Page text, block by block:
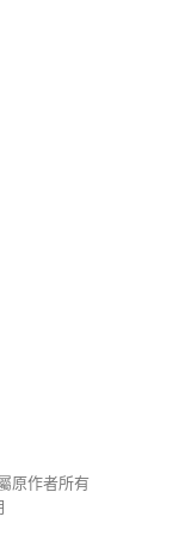
原作者所有